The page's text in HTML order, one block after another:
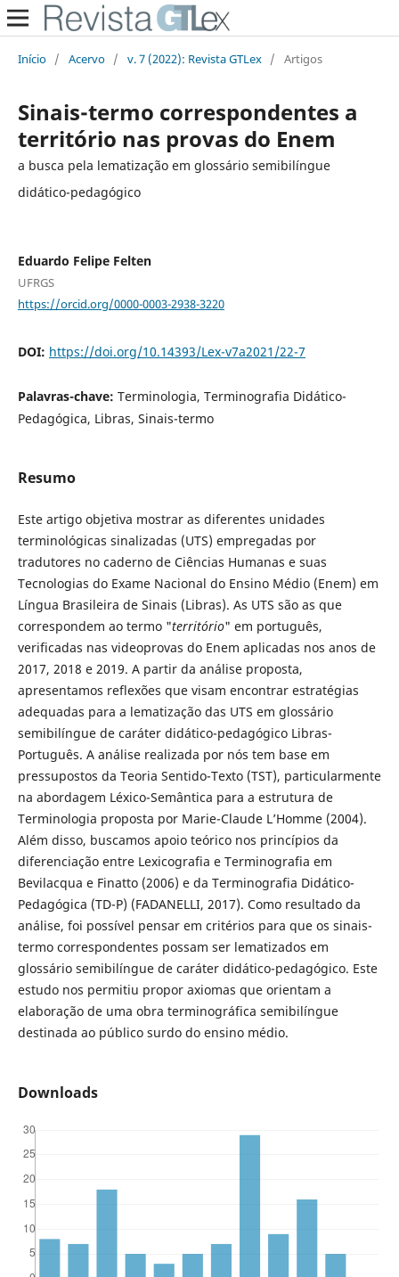
Início / Acervo / v. 7 (2022): Revista GTLex / Artigos
Sinais-termo correspondentes a
território nas provas do Enem
a busca pela lematização em glossário semibilíngue
didático-pedagógico
Eduardo Felipe Felten
UFRGS
https://orcid.org/0000-0003-2938-3220
DOI: https://doi.org/10.14393/Lex-v7a2021/22-7
Palavras-chave: Terminologia, Terminografia Didático-
Pedagógica, Libras, Sinais-termo
Resumo
Este artigo objetiva mostrar as diferentes unidades
terminológicas sinalizadas (UTS) empregadas por
tradutores no caderno de Ciências Humanas e suas
Tecnologias do Exame Nacional do Ensino Médio (Enem) em
Língua Brasileira de Sinais (Libras). As UTS são as que
correspondem ao termo "território" em português,
verificadas nas videoprovas do Enem aplicadas nos anos de
2017, 2018 e 2019. A partir da análise proposta,
apresentamos reflexões que visam encontrar estratégias
adequadas para a lematização das UTS em glossário
semibilíngue de caráter didático-pedagógico Libras-
Português. A análise realizada por nós tem base em
pressupostos da Teoria Sentido-Texto (TST), particularmente
na abordagem Léxico-Semântica para a estrutura de
Terminologia proposta por Marie-Claude L’Homme (2004).
Além disso, buscamos apoio teórico nos princípios da
diferenciação entre Lexicografia e Terminografia em
Bevilacqua e Finatto (2006) e da Terminografia Didático-
Pedagógica (TD-P) (FADANELLI, 2017). Como resultado da
análise, foi possível pensar em critérios para que os sinais-
termo correspondentes possam ser lematizados em
glossário semibilíngue de caráter didático-pedagógico. Este
estudo nos permitiu propor axiomas que orientam a
elaboração de uma obra terminográfica semibilíngue
destinada ao público surdo do ensino médio.
Downloads